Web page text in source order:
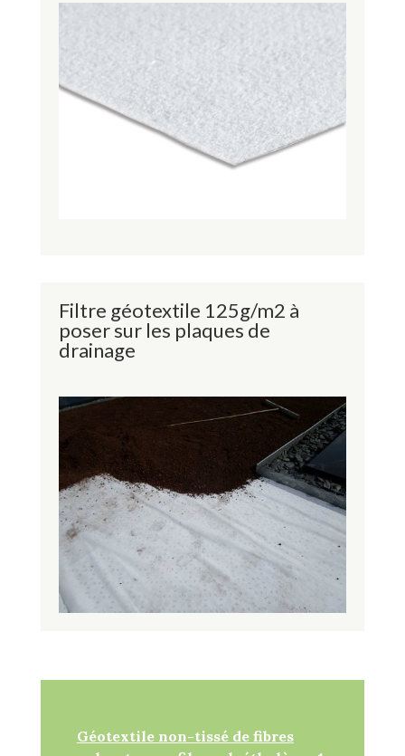
Filtre géotextile 125g/m2 à
poser sur les plaques de
drainage
Géotextile non-tissé de fibres